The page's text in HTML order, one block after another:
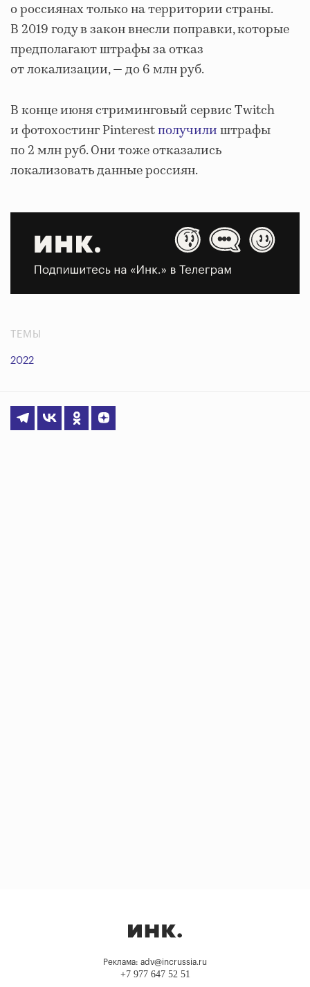
о россиянах только на территории страны.
В 2019 году в закон внесли поправки, которые
предполагают штрафы за отказ
от локализации, — до 6 млн руб.
В конце июня стриминговый сервис Twitch
и фотохостинг Pinterestполучилиштрафы
по 2 млн руб. Они тоже отказались
локализовать данные россиян.
ТЕМЫ
2022
Реклама: adv@incrussia.ru
+7 977 647 52 51